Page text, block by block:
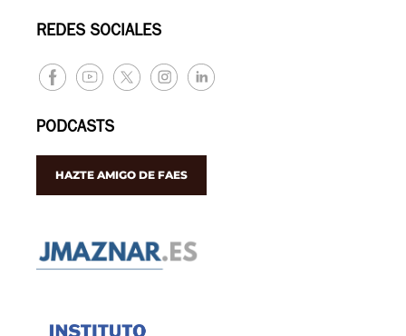
REDES SOCIALES
PODCASTS
HAZTE AMIGO DE FAES